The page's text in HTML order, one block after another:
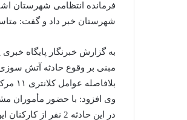
فرمانده انتظامی شهرستان
شهرستان خبر داد و گفت: متاسفانه در این حادثه 2 نفر
به گزارش خبرنگار پایگاه
مبنی بر وقوع حادثه آتش
بلافاصله عوامل کلانتری ۱۱ مرکزی این شهرستان برای بررسی موضوع به محل حادثه اعزام شدند.
وی افزود: با حضور مأموران
در این حادثه 2